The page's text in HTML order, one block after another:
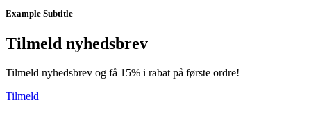
Example Subtitle
Tilmeld nyhedsbrev
Tilmeld nyhedsbrev og få 15% i rabat på første ordre!
Tilmeld